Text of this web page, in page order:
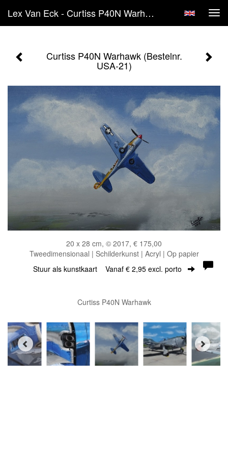
Lex Van Eck - Curtiss P40N Warhawk (Bestelnr. USA-21)
Curtiss P40N Warhawk (Bestelnr.
USA-21)
20 x 28 cm, © 2017, € 175,00
Tweedimensionaal | Schilderkunst | Acryl | Op papier
Stuur als kunstkaart Vanaf € 2,95 excl. porto
Curtiss P40N Warhawk